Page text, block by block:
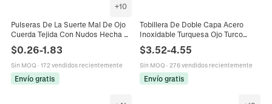
+10
Pulseras De La Suerte Mal De Ojo
Cuerda Tejida Con Nudos Hecha A
Mano Ajustable Protección
Cuentas De Resina Y Aleación
$0.26-1.83
Sin MOQ · 172 vendidos recientemente
Envío gratis
Tobillera De Doble Capa Acero
Inoxidable Turquesa Ojo Turco
Estrella Árbol De La Vida Joyería De
Playa Bohemia Para Mujeres
$3.52-4.55
Sin MOQ · 276 vendidos recientemente
Envío gratis